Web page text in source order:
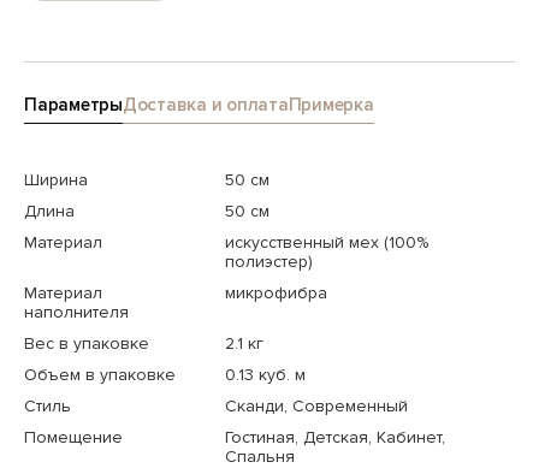
ПараметрыДоставка и оплатаПримерка
Ширина
50 см
Длина
50 см
Материал
искусственный мех (100%
полиэстер)
Материал
наполнителя
микрофибра
Вес в упаковке
2.1 кг
Объем в упаковке
0.13 куб. м
Стиль
Сканди, Современный
Помещение
Гостиная, Детская, Кабинет,
Спальня